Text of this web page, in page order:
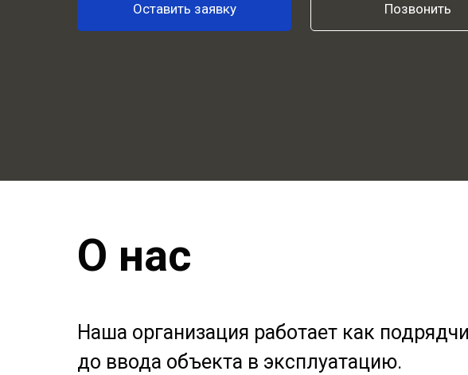
Позвонить
Оставить заявку
Наша организация работает как
до ввода объекта в эксплуатацию.
О нас